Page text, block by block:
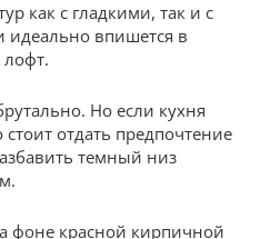
как с гладкими, так и с
впишется в
лофт.
Но если кухня
отдать предпочтение
темный низ
фоне красной кирпичной